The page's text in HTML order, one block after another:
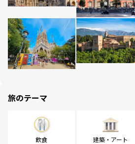
旅のテーマ
飲食 建築・アート